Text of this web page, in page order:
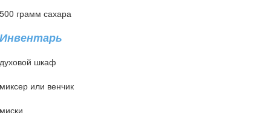
500 грамм сахара
Инвентарь
духовой шкаф
миксер или венчик
миски